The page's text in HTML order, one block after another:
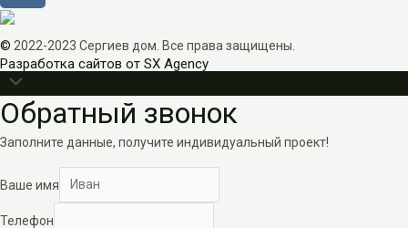
© 2022-2023 Сергиев дом. Все права защищены.
Разработка сайтов от SX Agency
Прокрутить
наверх
Обратный звонок
Заполните данные, получите индивидуальный проект!
Ваше имя
Телефон